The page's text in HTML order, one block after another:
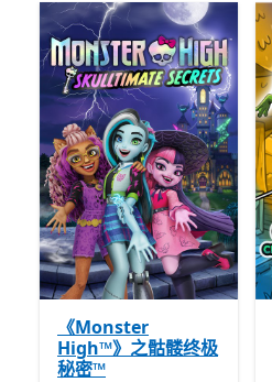
《Monster
High™》之骷髅终极
秘密™